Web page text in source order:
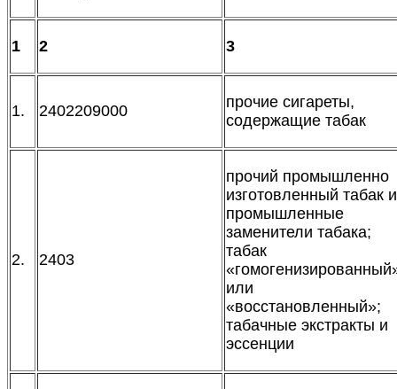
1 2 3
1. 2402209000
прочие сигареты,
содержащие табак
2. 2403
прочий промышленно
изготовленный табак и
промышленные
заменители табака;
табак
или
«восстановленный»;
табачные экстракты и
эссенции